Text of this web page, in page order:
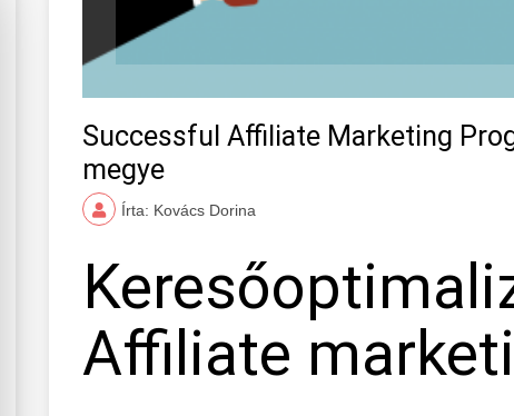
Successful Affiliate Marketing
megye
Írta: Kovács Dorina
Affiliate